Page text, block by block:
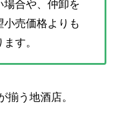
合や、仲卸を
売価格よりも
す。
揃う地酒店。